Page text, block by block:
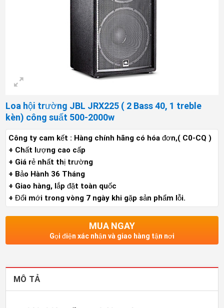
Loa hội trường JBL JRX225 ( 2 Bass 40, 1 treble
kèn) công suất 500-2000w
Công ty cam kết : Hàng chính hãng có hóa đơn,( C0-CQ )
+ Chất lượng cao cấp
+ Giá rẻ nhất thị trường
+ Bảo Hành 36 Tháng
+ Giao hàng, lắp đặt toàn quốc
+ Đổi mới trong vòng 7 ngày khi gặp sản phẩm lỗi.
MUA NGAY
Gọi điện xác nhận và giao hàng tận nơi
MÔ TẢ